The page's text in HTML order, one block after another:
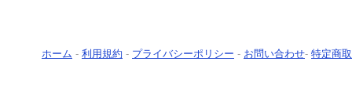
ホーム - 利用規約 - プライバシーポリシー - お問い合わせ- 特定商